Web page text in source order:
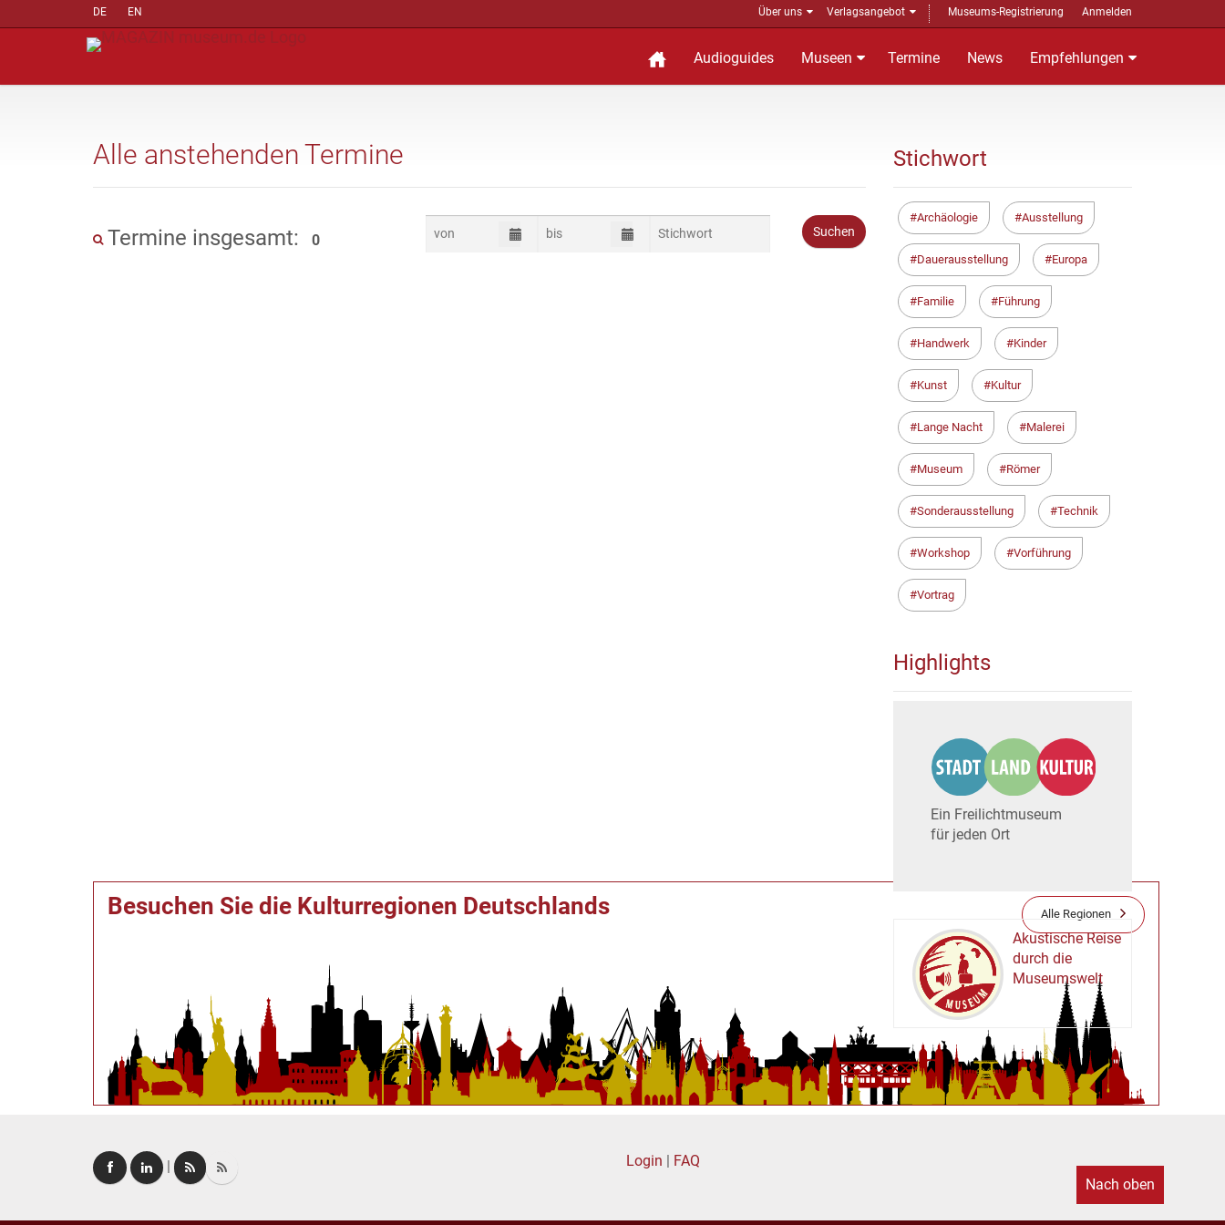
DE EN Über uns Verlagsangebot Museums-Registrierung Anmelden
Audioguides Museen Termine News Empfehlungen
Alle anstehenden Termine
Termine insgesamt: 0
Besuchen Sie die Kulturregionen Deutschlands Alle Regionen
Stichwort
Archäologie Ausstellung
Dauerausstellung Europa
Familie Führung
Handwerk Kinder
Kunst Kultur
Lange Nacht Malerei
Museum Römer
Sonderausstellung Technik
Workshop Vorführung
Vortrag
Highlights
Ein Freilichtmuseum
für jeden Ort
MUSEUM
Akustische Reise
durch die
Museumswelt
Login | FAQ
Nach oben